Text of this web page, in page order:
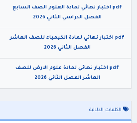
pdf اختبار نهائي لمادة العلوم الصف السابع
الفصل الدراسي الثاني 2026
pdf اختبار نهائي لمادة الكيمياء للصف العاشر
الفصل الثاني 2026
pdf اختبار نهائي لمادة علوم الارض للصف
العاشر الفصل الثاني 2026
الكلمات الدلالية